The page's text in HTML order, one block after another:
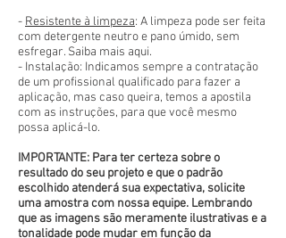
- Resistente à limpeza: A limpeza pode ser feita
com detergente neutro e pano úmido, sem
esfregar. Saiba mais aqui.
- Instalação: Indicamos sempre a contratação
de um profissional qualificado para fazer a
aplicação, mas caso queira, temos a apostila
com as instruções, para que você mesmo
possa aplicá-lo.
IMPORTANTE: Para ter certeza sobre o
resultado do seu projeto e que o padrão
escolhido atenderá sua expectativa, solicite
uma amostra com nossa equipe. Lembrando
que as imagens são meramente ilustrativas e a
tonalidade pode mudar em função da